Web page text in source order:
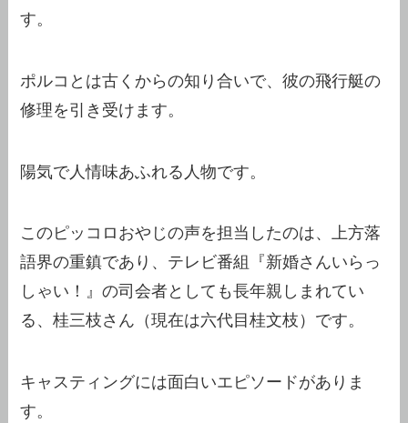
す。
ポルコとは古くからの知り合いで、彼の飛行艇の
修理を引き受けます。
陽気で人情味あふれる人物です。
このピッコロおやじの声を担当したのは、上方落
語界の重鎮であり、テレビ番組『新婚さんいらっ
しゃい！』の司会者としても長年親しまれてい
る、桂三枝さん（現在は六代目桂文枝）です。
キャスティングには面白いエピソードがありま
す。